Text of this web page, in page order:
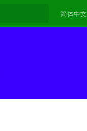
简体中文